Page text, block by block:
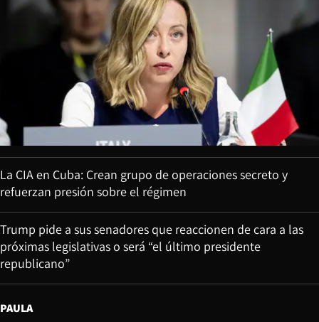
La CIA en Cuba: Crean grupo de operaciones secreto y
refuerzan presión sobre el régimen
Trump pide a sus senadores que reaccionen de cara a las
próximas legislativas o será “el último presidente
republicano”
PAULA